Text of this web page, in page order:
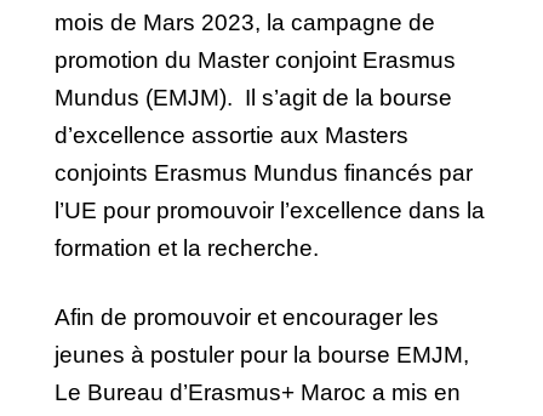
mois de Mars 2023, la campagne de
promotion du Master conjoint Erasmus
Mundus (EMJM). Il s’agit de la bourse
d’excellence assortie aux Masters
conjoints Erasmus Mundus financés par
l’UE pour promouvoir l’excellence dans la
formation et la recherche.
Afin de promouvoir et encourager les
jeunes à postuler pour la bourse EMJM,
Le Bureau d’Erasmus+ Maroc a mis en